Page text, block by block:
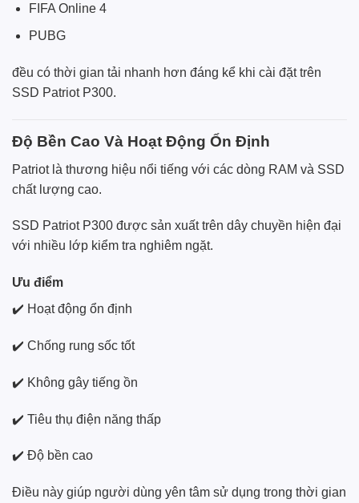
FIFA Online 4
PUBG
đều có thời gian tải nhanh hơn đáng kể khi cài đặt trên
SSD Patriot P300.
Độ Bền Cao Và Hoạt Động Ổn Định
Patriot là thương hiệu nổi tiếng với các dòng RAM và SSD
chất lượng cao.
SSD Patriot P300 được sản xuất trên dây chuyền hiện đại
với nhiều lớp kiểm tra nghiêm ngặt.
Ưu điểm
✔️ Hoạt động ổn định
✔️ Chống rung sốc tốt
✔️ Không gây tiếng ồn
✔️ Tiêu thụ điện năng thấp
✔️ Độ bền cao
Điều này giúp người dùng yên tâm sử dụng trong thời gian